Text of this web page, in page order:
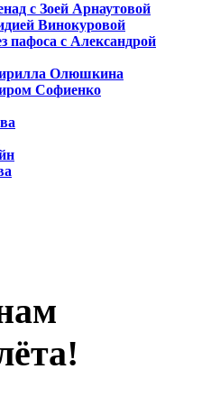
с Зоей Арнаутовой
Винокуровой
пафоса с Александрой
Олюшкина
Софиенко